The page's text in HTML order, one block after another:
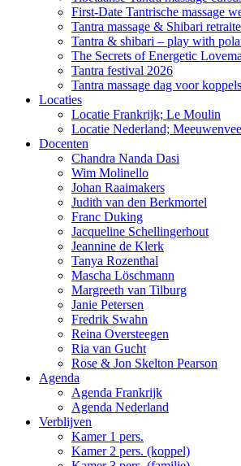
First-Date Tantrische massage
Tantra massage & Shibari retraite
Tantra & shibari – play with
The Secrets of Energetic
Tantra festival 2026
Tantra massage dag voor koppels
Locaties
Locatie Frankrijk; Le Moulin
Locatie Nederland;
Docenten
Chandra Nanda Dasi
Wim Molinello
Johan Raaimakers
Judith van den Berkmortel
Franc Duking
Jacqueline Schellingerhout
Jeannine de Klerk
Tanya Rozenthal
Mascha Löschmann
Margreeth van Tilburg
Janie Petersen
Fredrik Swahn
Reina Oversteegen
Ria van Gucht
Rose & Jon Skelton Pearson
Agenda
Agenda Frankrijk
Agenda Nederland
Verblijven
Kamer 1 pers.
Kamer 2 pers. (koppel)